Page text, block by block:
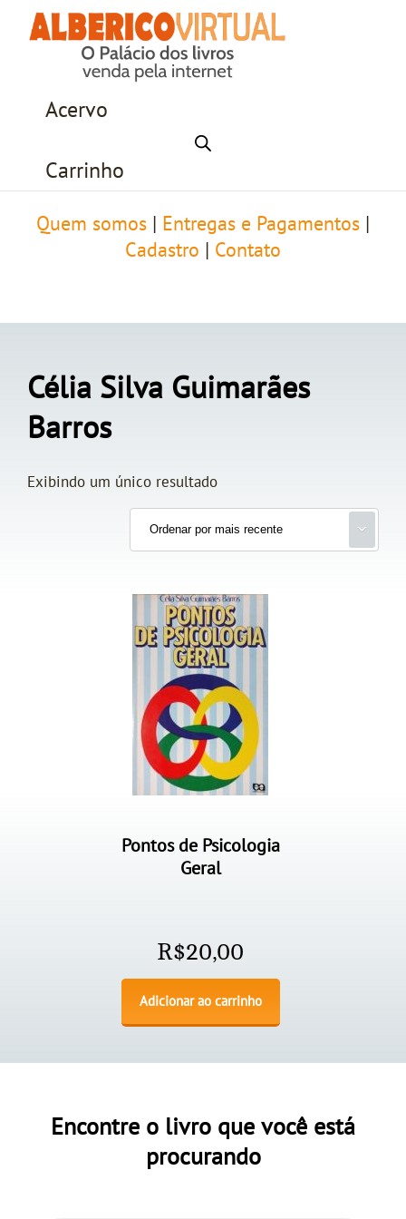
Acervo
Carrinho
Quem somos Entregas e Pagamentos
Cadastro
Contato
Célia Silva Guimarães
Barros
Exibindo um único resultado
Pontos de Psicologia
Geral
R$20,00
Adicionar ao carrinho
Encontre o livro que você está
procurando